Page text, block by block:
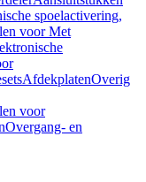
spoelactivering,
voor Met
AfdekplatenOverig
voor
Overgang- en